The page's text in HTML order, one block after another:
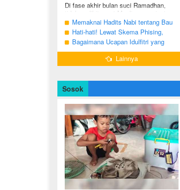
Di fase akhir bulan suci Ramadhan,
tidak sedikit umat Muslim yang justru
diuji dengan kondisi kesehatan yang
menurun. Di tengah ...
Memaknai Hadits Nabi tentang Bau
Mulut Orang Berpuasa Secara Bijak
Agar Tidak Menggangu
Hati-hati! Lewat Skema Phising,
Akun Instagram Bisa Dibajak Kurang
dari 3 Menit
Bagaimana Ucapan Idulfitri yang
Benar Sesuai Sunah Rasulullah
Lainnya
Sosok